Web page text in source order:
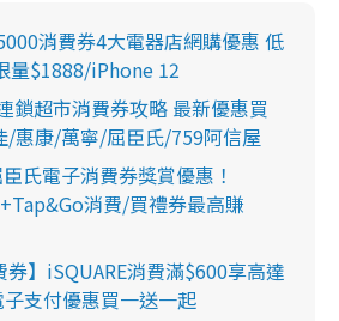
消費券4大電器店網購優惠 低
量$1888/iPhone 12
鎖超市消費券攻略 最新優惠買
/惠康/萬寧/屈臣氏/759阿信屋
氏電子消費券獎賞優惠！
消費/買禮券最高賺
券】iSQUARE消費滿$600享高達
支付優惠買一送一起